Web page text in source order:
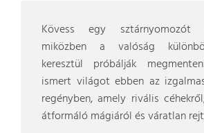
Kövess egy sztárnyomozót
miközben a valóság
keresztül próbálják
ismert világot ebben az
regényben, amely rivális
átformáló mágiáról és váratlan